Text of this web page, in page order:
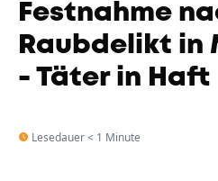
Festnahme
Raubdelikt in
- Täter in Haft
Lesedauer < 1 Minute